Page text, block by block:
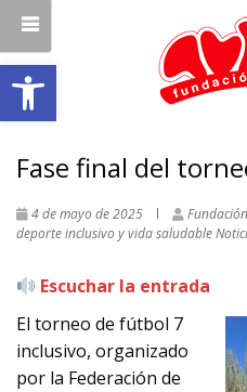
Abrir barra de herramientas
Fase final del
4 de mayo de 2025
deporte inclusivo y vida saludable
Escuchar la entrada
El torneo de fútbol 7
inclusivo, organizado
por la Federación de